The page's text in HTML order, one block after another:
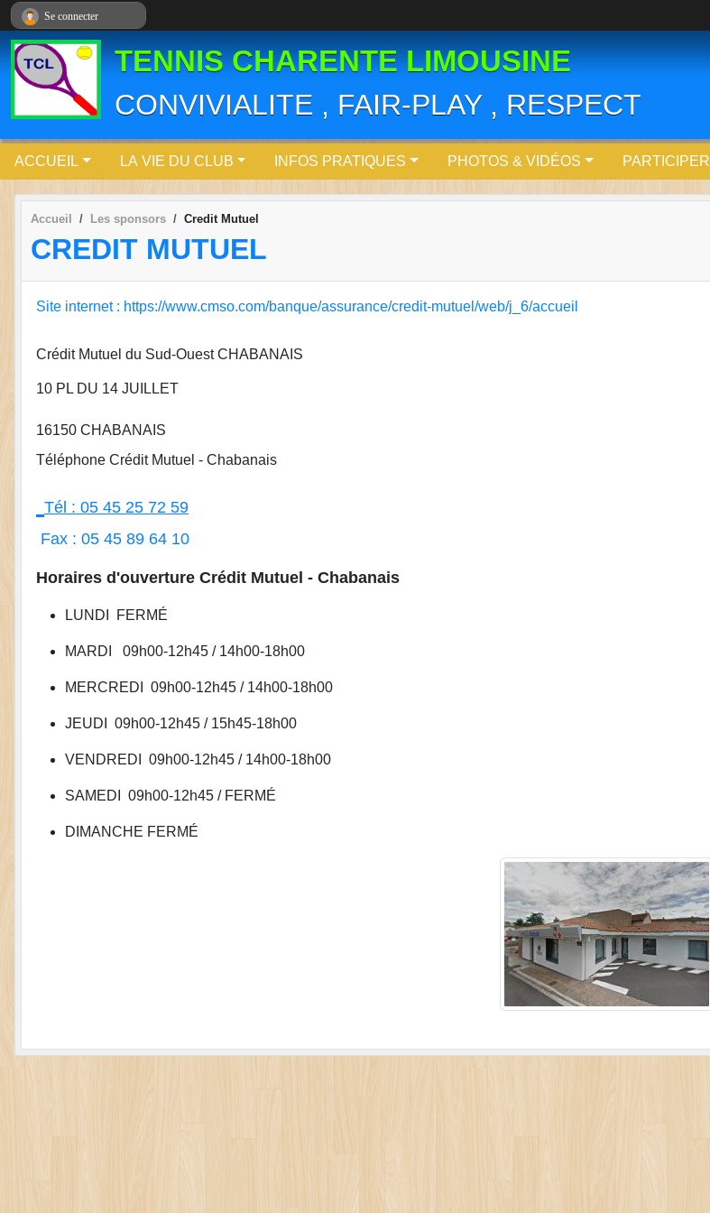
TENNIS CHARENTE LIMOUSINE
CONVIVIALITE , FAIR-PLAY , RESPECT
ACCUEIL LA VIE DU CLUB INFOS PRATIQUES PHOTOS & VIDÉOS PARTICIPER
Accueil Les sponsors Credit Mutuel
CREDIT MUTUEL
Site internet : https://www.cmso.com/banque/assurance/credit-mutuel/web/j_6/accueil
Crédit Mutuel du Sud-Ouest CHABANAIS
10 PL DU 14 JUILLET
16150 CHABANAIS
Téléphone Crédit Mutuel - Chabanais
Tél : 05 45 25 72 59
Fax : 05 45 89 64 10
Horaires d'ouverture Crédit Mutuel - Chabanais
LUNDI FERMÉ
MARDI 09h00-12h45 / 14h00-18h00
MERCREDI 09h00-12h45 / 14h00-18h00
JEUDI 09h00-12h45 / 15h45-18h00
VENDREDI 09h00-12h45 / 14h00-18h00
SAMEDI 09h00-12h45 / FERMÉ
DIMANCHE FERMÉ
Se connecter
Panneau de gestion des cookies